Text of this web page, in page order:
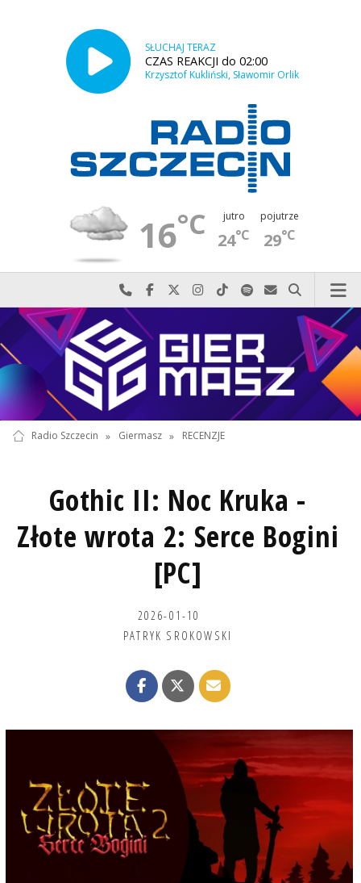
SŁUCHAJ TERAZ
CZAS REAKCJI do 02:00
Krzysztof Kukliński, Sławomir Orlik
16°C jutro
24°C
pojutrze
29°C
Najlepiej po prostu do nas zadzwoń
Odwiedź nas na Facebook-u
Odwiedź nas na X
Odwiedź nas na Instagram-ie
Odwiedź nas na TikTok-u
Szukaj nas na Spotify
Wyślij do nas
Szukaj
Radio Szczecin » Giermasz » RECENZJE
Gothic II: Noc Kruka -
Złote wrota 2: Serce Bogini
[PC]
2026-01-10
PATRYK SROKOWSKI